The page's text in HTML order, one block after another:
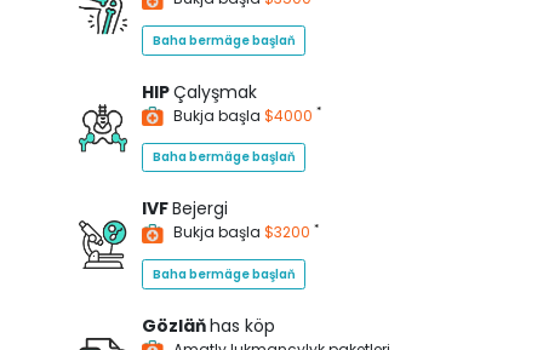
Baha bermäge başlaň
HIPÇalyşmak
Bukja başla $4000 *
Baha bermäge başlaň
IVFBejergi
Bukja başla $3200 *
Baha bermäge başlaň
Gözläňhas köp